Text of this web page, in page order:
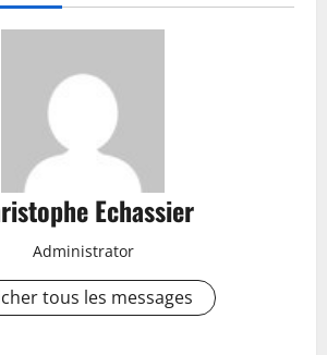
Echassier
Administrator
tous les messages